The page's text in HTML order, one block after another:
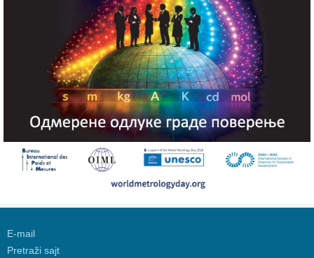
E-mail
Pretraži sajt